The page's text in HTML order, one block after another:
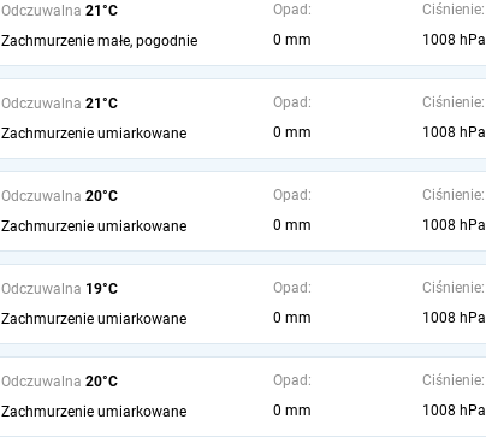
Odczuwalna 21°C
Zachmurzenie małe, pogodnie
Opad:
0 mm
Ciśnienie:
1008 hPa
Odczuwalna 21°C
Zachmurzenie umiarkowane
Opad:
0 mm
Ciśnienie:
1008 hPa
Odczuwalna 20°C
Zachmurzenie umiarkowane
Opad:
0 mm
Ciśnienie:
1008 hPa
Odczuwalna 19°C
Zachmurzenie umiarkowane
Opad:
0 mm
Ciśnienie:
1008 hPa
Odczuwalna 20°C
Zachmurzenie umiarkowane
Opad:
0 mm
Ciśnienie:
1008 hPa